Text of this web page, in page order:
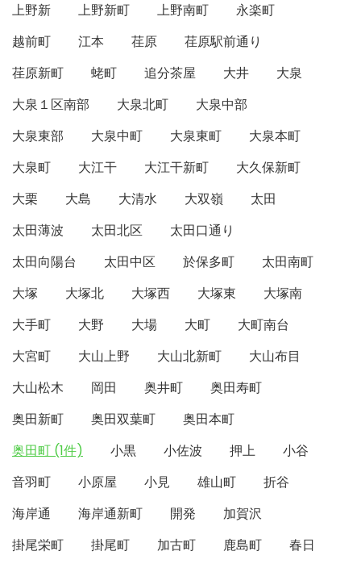
上野新
上野新町 上野南町
永楽町
越前町
江本 荏原
荏原駅前通り
荏原新町
蛯町 追分茶屋 大井
大泉
大泉１区南部
大泉北町
大泉中部
大泉東部
大泉中町 大泉東町
大泉本町
大泉町
大江干 大江干新町
大久保新町
大栗
大島 大清水 大双嶺
太田
太田薄波
太田北区
太田口通り
太田向陽台
太田中区 於保多町
太田南町
大塚
大塚北 大塚西 大塚東
大塚南
大手町
大野 大場 大町
大町南台
大宮町
大山上野 大山北新町
大山布目
大山松木
岡田 奥井町
奥田寿町
奥田新町
奥田双葉町
奥田本町
奥田町 (1件)
小黒 小佐波 押上
小谷
音羽町
小原屋 小見 雄山町
折谷
海岸通
海岸通新町 開発
加賀沢
掛尾栄町
掛尾町 加古町 鹿島町
春日